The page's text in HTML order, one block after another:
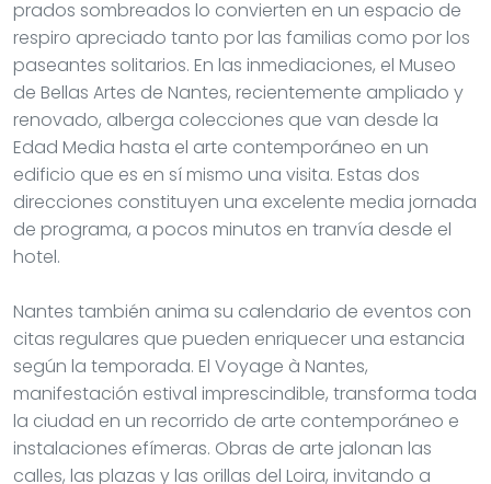
prados sombreados lo convierten en un espacio de
respiro apreciado tanto por las familias como por los
paseantes solitarios. En las inmediaciones, el Museo
de Bellas Artes de Nantes, recientemente ampliado y
renovado, alberga colecciones que van desde la
Edad Media hasta el arte contemporáneo en un
edificio que es en sí mismo una visita. Estas dos
direcciones constituyen una excelente media jornada
de programa, a pocos minutos en tranvía desde el
hotel.
Nantes también anima su calendario de eventos con
citas regulares que pueden enriquecer una estancia
según la temporada. El Voyage à Nantes,
manifestación estival imprescindible, transforma toda
la ciudad en un recorrido de arte contemporáneo e
instalaciones efímeras. Obras de arte jalonan las
calles, las plazas y las orillas del Loira, invitando a